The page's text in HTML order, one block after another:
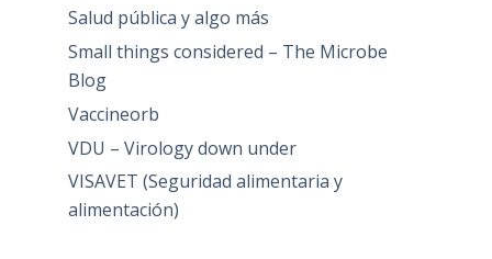
Salud pública y algo más
Small things considered – The Microbe
Blog
Vaccineorb
VDU – Virology down under
VISAVET (Seguridad alimentaria y
alimentación)